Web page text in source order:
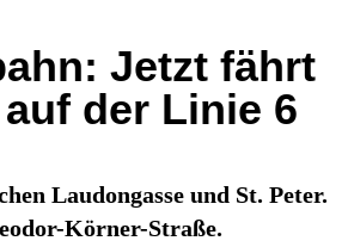
Jetzt fährt
der Linie 6
Laudongasse und St. Peter.
Körner-Straße.